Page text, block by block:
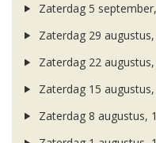
Zaterdag 5
Zaterdag 29
Zaterdag 22
Zaterdag 15
Zaterdag 8 augustus,